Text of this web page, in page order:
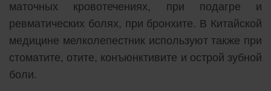
маточных кровотечениях, при подагре и
ревматических болях, при бронхите. В Китайской
медицине мелколепестник используют также при
стоматите, отите, конъюнктивите и острой зубной
боли.